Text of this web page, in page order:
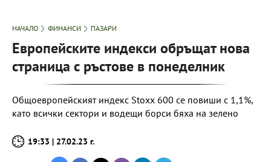
НАЧАЛО ФИНАНСИ ПАЗАРИ
Европейските индекси обръщат нова
страница с ръстове в понеделник
Общоевропейският индекс Stoxx 600 се повиши с 1,1%,
като всички сектори и водещи борси бяха на зелено
19:33 | 27.02.23 г.